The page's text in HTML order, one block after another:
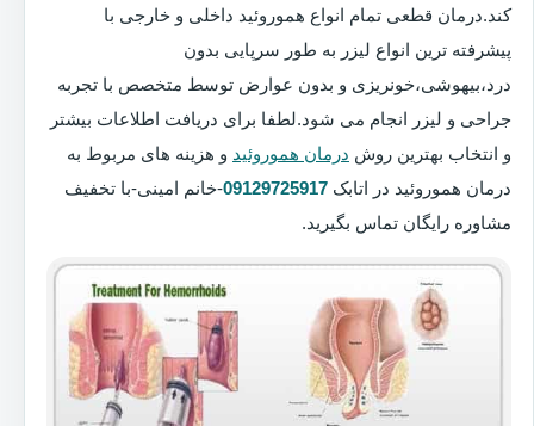
کند.درمان قطعی تمام انواع هموروئید داخلی و خارجی با
پیشرفته ترین انواع لیزر به طور سرپایی بدون
درد،بیهوشی،خونریزی و بدون عوارض توسط متخصص با تجربه
جراحی و لیزر انجام می شود.لطفا برای دریافت اطلاعات بیشتر
و انتخاب بهترین روش درمان هموروئید و هزینه های مربوط به
درمان هموروئید در اتابک 09129725917-خانم امینی-با تخفیف
مشاوره رایگان تماس بگیرید.